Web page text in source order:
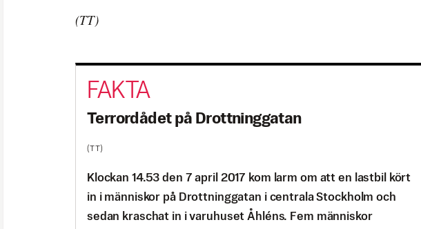
(TT)
Terrordådet på Drottninggatan
(TT)
Klockan 14.53 den 7 april 2017 kom larm om att en lastbil kört
in i människor på Drottninggatan i centrala Stockholm och
sedan kraschat in i varuhuset Åhléns. Fem människor